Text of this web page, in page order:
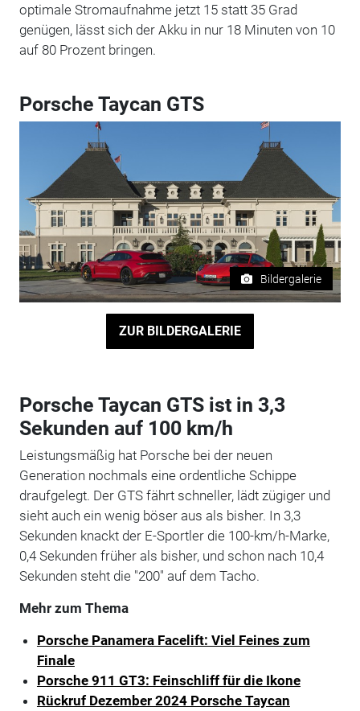
optimale Stromaufnahme jetzt 15 statt 35 Grad
genügen, lässt sich der Akku in nur 18 Minuten von 10
auf 80 Prozent bringen.
Porsche Taycan GTS
Bildergalerie
ZUR BILDERGALERIE
Porsche Taycan GTS ist in 3,3
Sekunden auf 100 km/h
Leistungsmäßig hat Porsche bei der neuen
Generation nochmals eine ordentliche Schippe
draufgelegt. Der GTS fährt schneller, lädt zügiger und
sieht auch ein wenig böser aus als bisher. In 3,3
Sekunden knackt der E-Sportler die 100-km/h-Marke,
0,4 Sekunden früher als bisher, und schon nach 10,4
Sekunden steht die "200" auf dem Tacho.
Mehr zum Thema
Porsche Panamera Facelift: Viel Feines zum
Finale
Porsche 911 GT3: Feinschliff für die Ikone
Rückruf Dezember 2024 Porsche Taycan